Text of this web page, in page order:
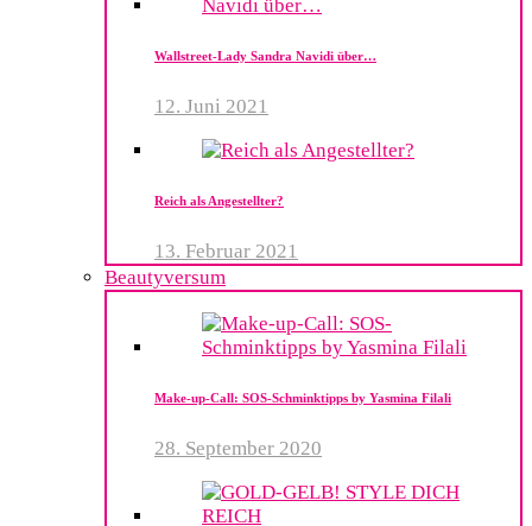
Wallstreet-Lady Sandra Navidi über…
12. Juni 2021
Reich als Angestellter?
13. Februar 2021
Beautyversum
Make-up-Call: SOS-Schminktipps by Yasmina Filali
28. September 2020